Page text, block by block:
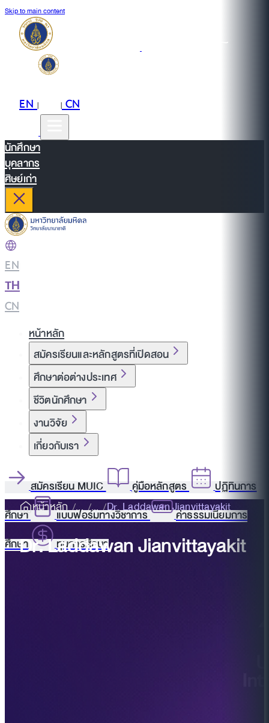
Skip to main content
EN| |CN
นักศึกษา
บุคลากร
ศิษย์เก่า
EN
TH
CN
หน้าหลัก
สมัครเรียนและหลักสูตรที่เปิดสอน
ศึกษาต่อต่างประเทศ
ชีวิตนักศึกษา
งานวิจัย
เกี่ยวกับเรา
สมัครเรียน MUIC คู่มือหลักสูตร
ปฏิทินการ
ศึกษา
แบบฟอร์มทางวิชาการ
ค่าธรรมเนียมการ
ศึกษา
ทุนการศึกษา
หน้าหลัก Dr. Laddawan Jianvittayakit
Dr. Laddawan Jianvittayakit